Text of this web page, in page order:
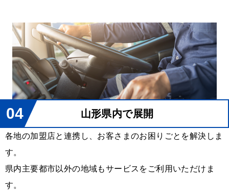
04 山形県内で展開
各地の加盟店と連携し、お客さまのお困りごとを解決しま
す。
県内主要都市以外の地域もサービスをご利用いただけま
す。